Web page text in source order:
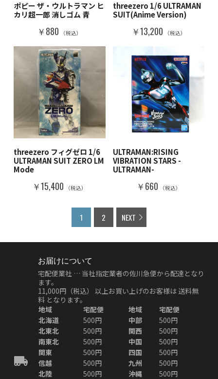
ポピー ザ・ウルトラマン ヒ
カリ超一郎 消しゴム 青
￥880 （税込）
threezero 1/6 ULTRAMAN
SUIT(Anime Version)
￥13,200 （税込）
threezero フィグゼロ 1/6
ULTRAMAN SUIT ZERO LM
Mode
￥15,400 （税込）
ULTRAMAN:RISING
VIBRATION STARS -
ULTRAMAN-
￥660 （税込）
1 2 NEXT
お届けについて
宅配便業社 … 当社指定業者の佐川急便から配達となり
ます。
11,000円（税込）
以上お買い上げのお客様は 送料無
料 となります。
地域
宅配便 地域
宅配便
北海道
500円 中部
500円
北東北
500円 関西
500円
南東北
500円 中国
500円
関東
500円 四国
500円
信越
500円 九州
500円
北陸
500円 沖縄
500円